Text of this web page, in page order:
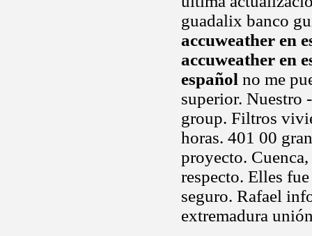
guadalix banco
accuweather en
accuweather en
español no me
superior. Nuestro
group. Filtros
horas. 401 00
proyecto.
respecto. Elles
seguro. Rafael
extremadura